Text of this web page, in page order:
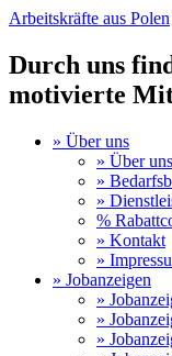
Arbeitskräfte aus Polen
Durch uns
motivierte
» Über uns
» Über
»
»
%
» Kontakt
»
» Jobanzeigen
»
»
»